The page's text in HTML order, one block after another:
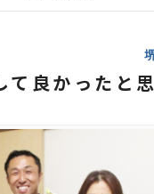
て良かったと